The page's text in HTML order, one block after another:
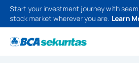
Start your investment journey with
stock market wherever you are. Learn